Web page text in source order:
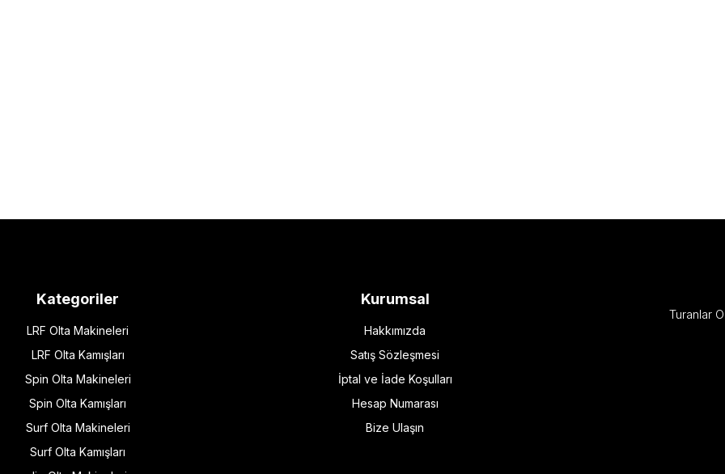
Kategoriler
LRF Olta Makineleri
LRF Olta Kamışları
Spin Olta Makineleri
Spin Olta Kamışları
Surf Olta Makineleri
Surf Olta Kamışları
Kurumsal
Hakkımızda
Satış Sözleşmesi
İptal ve İade Koşulları
Hesap Numarası
Bize Ulaşın
Turanlar